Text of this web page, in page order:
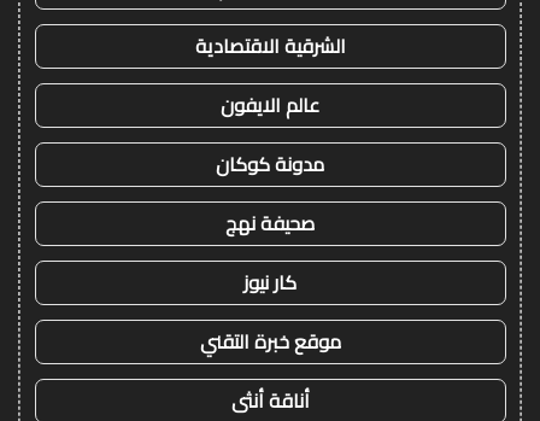
الشرقية الاقتصادية
عالم الايفون
مدونة كوكان
صحيفة نهج
كار نيوز
موقع خبرة التقني
أناقة أنثى